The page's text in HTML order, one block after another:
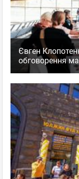
Євген
обговорення